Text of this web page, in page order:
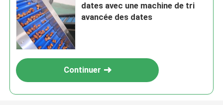
dates avec une machine de tri
avancée des dates
Continuer